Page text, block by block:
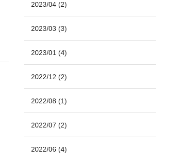
2023/04 (2)
2023/03 (3)
2023/01 (4)
2022/12 (2)
2022/08 (1)
2022/07 (2)
2022/06 (4)